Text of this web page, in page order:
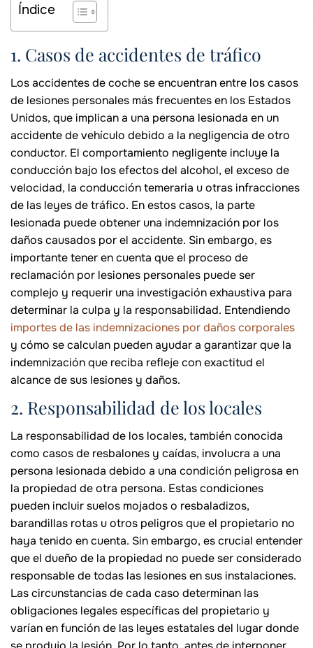
Índice
1. Casos de accidentes de tráfico
Los accidentes de coche se encuentran entre los casos
de lesiones personales más frecuentes en los Estados
Unidos, que implican a una persona lesionada en un
accidente de vehículo debido a la negligencia de otro
conductor. El comportamiento negligente incluye la
conducción bajo los efectos del alcohol, el exceso de
velocidad, la conducción temeraria u otras infracciones
de las leyes de tráfico. En estos casos, la parte
lesionada puede obtener una indemnización por los
daños causados por el accidente. Sin embargo, es
importante tener en cuenta que el proceso de
reclamación por lesiones personales puede ser
complejo y requerir una investigación exhaustiva para
determinar la culpa y la responsabilidad. Entendiendo
importes de las indemnizaciones por daños corporales
y cómo se calculan pueden ayudar a garantizar que la
indemnización que reciba refleje con exactitud el
alcance de sus lesiones y daños.
2. Responsabilidad de los locales
La responsabilidad de los locales, también conocida
como casos de resbalones y caídas, involucra a una
persona lesionada debido a una condición peligrosa en
la propiedad de otra persona. Estas condiciones
pueden incluir suelos mojados o resbaladizos,
barandillas rotas u otros peligros que el propietario no
haya tenido en cuenta. Sin embargo, es crucial entender
que el dueño de la propiedad no puede ser considerado
responsable de todas las lesiones en sus instalaciones.
Las circunstancias de cada caso determinan las
obligaciones legales específicas del propietario y
varían en función de las leyes estatales del lugar donde